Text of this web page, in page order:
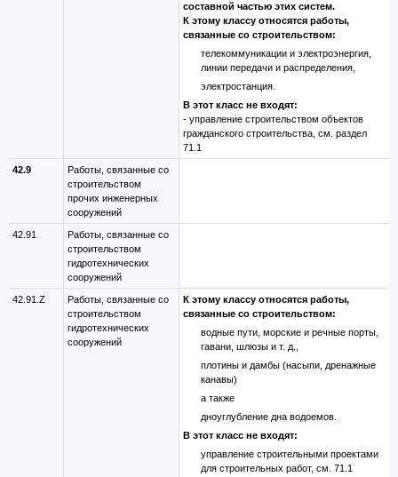
составной частью этих систем.
К этому классу относятся работы,
связанные со строительством:
телекоммуникации и электроэнергия,
линии передачи и распределения,
электростанция.
В этот класс не входят:
- управление строительством объектов
гражданского строительства, см. раздел
71.1
42.9
Работы, связанные со
строительством
прочих инженерных
сооружений
42.91
Работы, связанные со
строительством
гидротехнических
сооружений
42.91.Z
Работы, связанные со
строительством
гидротехнических
сооружений
К этому классу относятся работы,
связанные со строительством:
водные пути, морские и речные порты,
гавани, шлюзы и т. д.,
плотины и дамбы (насыпи, дренажные
канавы)
а также
дноуглубление дна водоемов.
В этот класс не входят:
управление строительными проектами
для строительных работ, см. 71.1